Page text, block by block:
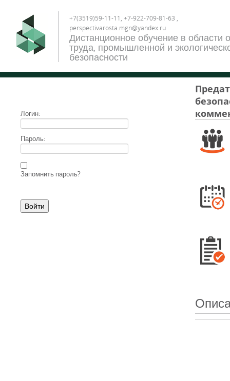
+7(3519)59-11-11, +7-922-709-81-63 ,
perspectivarosta.mgn@yandex.ru
Дистанционное обучение в области
труда, промышленной и
безопасности
Логин:
Пароль:
Запомнить пароль?